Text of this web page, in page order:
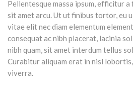
Pellentesque massa ipsum, efficitur a
sit amet arcu. Ut ut finibus tortor, eu
vitae elit nec diam elementum
consequat ac nibh placerat, lacinia
nibh quam, sit amet interdum tellus
Curabitur aliquam erat in nisl
viverra.